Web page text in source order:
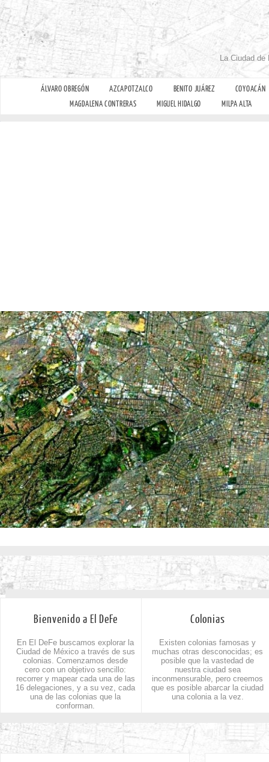
La Ciudad
ÁLVARO OBREGÓN AZCAPOTZALCO BENITO JUÁREZ
COYOACÁN
MAGDALENA CONTRERAS
MIGUEL HIDALGO MILPA ALTA
Bienvenido a El DeFe
En El DeFe buscamos explorar la
Ciudad de México a través de sus
colonias. Comenzamos desde
cero con un objetivo sencillo:
recorrer y mapear cada una de las
16 delegaciones, y a su vez, cada
una de las colonias que la
conforman.
Colonias
Existen colonias famosas y
muchas otras desconocidas; es
posible que la vastedad de
nuestra ciudad sea
inconmensurable, pero creemos
que es posible abarcar la ciudad
una colonia a la vez.